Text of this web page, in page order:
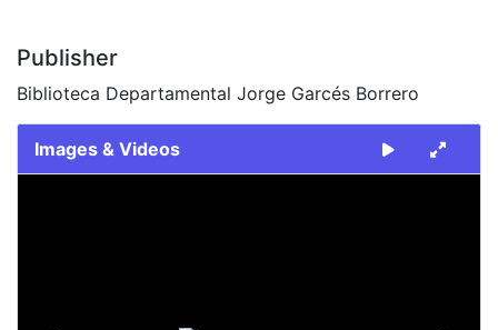
Publisher
Biblioteca Departamental Jorge Garcés Borrero
Images & Videos